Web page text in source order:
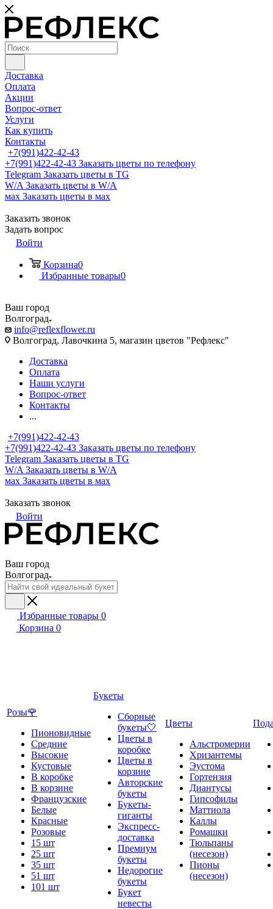
Доставка
Оплата
Акции
Вопрос-ответ
Услуги
Как купить
Контакты
+7(991)422-42-43
+7(991)422-42-43 Заказать цветы по телефону
Telegram Заказать цветы в TG
W/A Заказать цветы в W/A
мах Заказать цветы в мах
Заказать звонок
Задать вопрос
Войти
Корзина0
Избранные товары0
Ваш город
Волгоград
info@reflexflower.ru
Волгоград, Лавочкина 5, магазин цветов "Рефлекс"
Доставка
Оплата
Наши услуги
Вопрос-ответ
Контакты
...
+7(991)422-42-43
+7(991)422-42-43 Заказать цветы по телефону
Telegram Заказать цветы в TG
W/A Заказать цветы в W/A
мах Заказать цветы в мах
Заказать звонок
Войти
Ваш город
Волгоград
Избранные товары 0
Корзина 0
Розы🌹
Пионовидные
Средние
Высокие
Кустовые
В коробке
В корзине
Французские
Белые
Красные
Розовые
15 шт
25 шт
35 шт
51 шт
101 шт
Букеты
Сборные
букеты🤍
Цветы в
коробке
Цветы в
корзине
Авторские
букеты
Букеты-
гиганты
Экспресс-
доставка
Премиум
букеты
Недорогие
букеты
Букет
невесты
Цветы
Альстромерии
Хризантемы
Эустома
Гортензия
Диантусы
Гипсофилы
Маттиола
Каллы
Ромашки
Тюльпаны
(несезон)
Пионы
(несезон)